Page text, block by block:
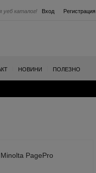
Вход Регистрация
уеб каталог!
НОВИНИ ПОЛЕЗНО
PagePro